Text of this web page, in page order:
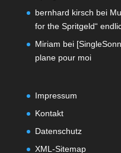
bernhard kirsch bei
for the Spritgeld“
Miriam bei
plane pour moi
Impressum
Kontakt
Datenschutz
XML-Sitemap